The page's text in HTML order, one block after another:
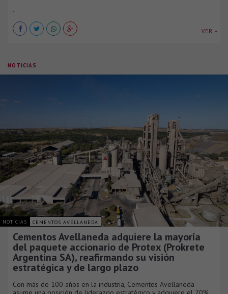
.
VER +
NOTICIAS
NOTICIAS CEMENTOS AVELLANEDA
Cementos Avellaneda adquiere la mayoría
del paquete accionario de Protex (Prokrete
Argentina SA), reafirmando su visión
estratégica y de largo plazo
Con más de 100 años en la industria, Cementos Avellaneda